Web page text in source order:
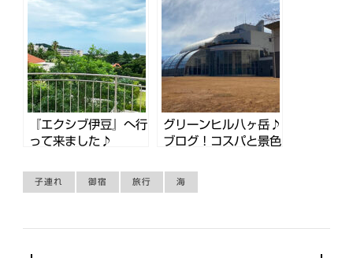
『エクシブ伊豆』へ行
って来ました♪
グリーンヒル八ヶ岳♪
ブログ！コスパと景色
子連れ 御宿 旅行 海